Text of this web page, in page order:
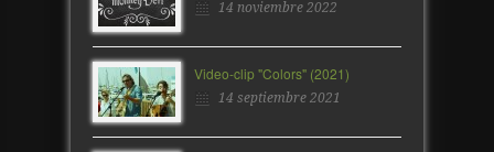
14 noviembre 2022
Video-clip "Colors" (2021)
14 septiembre 2021